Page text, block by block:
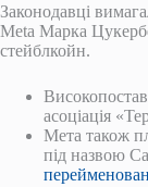
Законодавці
Meta Марка
стейблкойн.
асоціація
Мета також
під назвою